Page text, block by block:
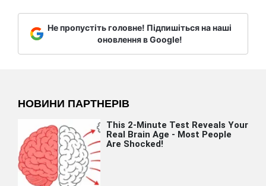
Не пропустіть головне! Підпишіться на наші
оновлення в Google!